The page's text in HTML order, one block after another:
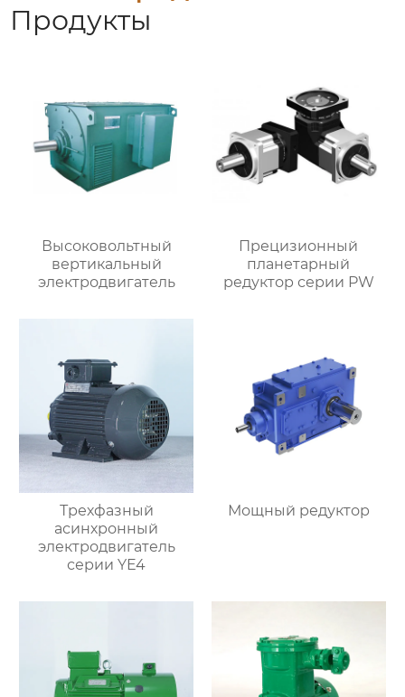
Продукты
Высоковольтный
вертикальный
электродвигатель
Прецизионный
планетарный
редуктор серии PW
Трехфазный
асинхронный
электродвигатель
серии YE4
Мощный редуктор